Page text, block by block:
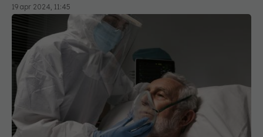
19 apr 2024, 11:45